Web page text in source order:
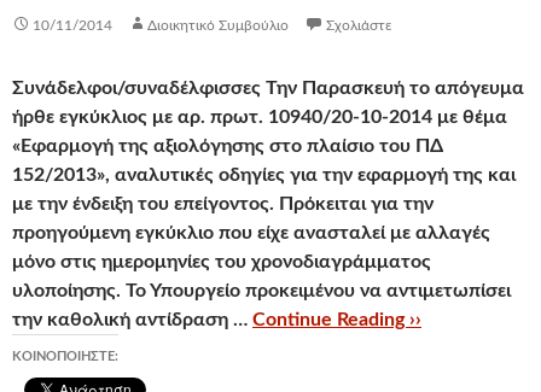
10/11/2014 Διοικητικό Συμβούλιο Σχολιάστε
Συνάδελφοι/συναδέλφισσες Την Παρασκευή το απόγευμα
ήρθε εγκύκλιος με αρ. πρωτ. 10940/20-10-2014 με θέμα
«Εφαρμογή της αξιολόγησης στο πλαίσιο του ΠΔ
152/2013», αναλυτικές οδηγίες για την εφαρμογή της και
με την ένδειξη του επείγοντος. Πρόκειται για την
προηγούμενη εγκύκλιο που είχε ανασταλεί με αλλαγές
μόνο στις ημερομηνίες του χρονοδιαγράμματος
υλοποίησης. Το Υπουργείο προκειμένου να αντιμετωπίσει
την καθολική αντίδραση … Continue Reading ››
ΚΟΙΝΟΠΟΙΉΣΤΕ: